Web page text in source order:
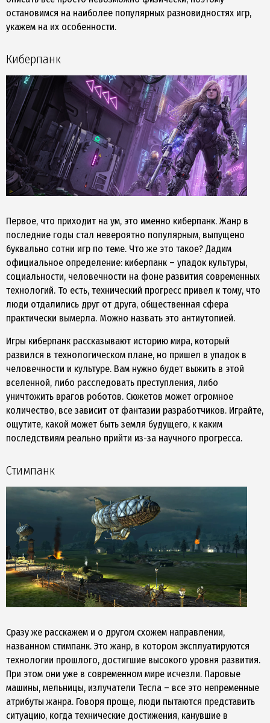
остановимся на наиболее популярных разновидностях игр,
укажем на их особенности.
Киберпанк
Первое, что приходит на ум, это именно киберпанк. Жанр в
последние годы стал невероятно популярным, выпущено
буквально сотни игр по теме. Что же это такое? Дадим
официальное определение: киберпанк – упадок культуры,
социальности, человечности на фоне развития современных
технологий. То есть, технический прогресс привел к тому, что
люди отдалились друг от друга, общественная сфера
практически вымерла. Можно назвать это антиутопией.
Игры киберпанк рассказывают историю мира, который
развился в технологическом плане, но пришел в упадок в
человечности и культуре. Вам нужно будет выжить в этой
вселенной, либо расследовать преступления, либо
уничтожить врагов роботов. Сюжетов может огромное
количество, все зависит от фантазии разработчиков. Играйте,
ощутите, какой может быть земля будущего, к каким
последствиям реально прийти из-за научного прогресса.
Стимпанк
Сразу же расскажем и о другом схожем направлении,
названном стимпанк. Это жанр, в котором эксплуатируются
технологии прошлого, достигшие высокого уровня развития.
При этом они уже в современном мире исчезли. Паровые
машины, мельницы, излучатели Тесла – все это непременные
атрибуты жанра. Говоря проще, люди пытаются представить
ситуацию, когда технические достижения, канувшие в